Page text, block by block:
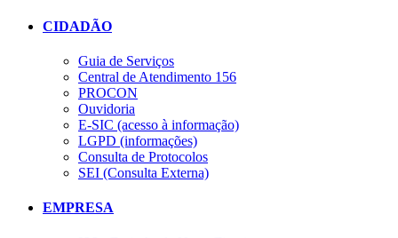
CIDADÃO
Guia de Serviços
Central de Atendimento 156
PROCON
Ouvidoria
E-SIC (acesso à informação)
LGPD (informações)
Consulta de Protocolos
SEI (Consulta Externa)
EMPRESA